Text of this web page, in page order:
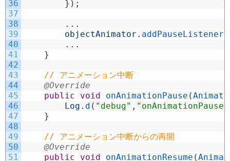
36
37
38
39
40
41
42
43
44
45
46
47
48
49
50
51
} ) ;
. . .
objectAnimator . addPauseListener
. . .
}
// アニメーション中断
@Override
public
void onAnimationPause (
Log . d ( "debug" ,
}
// アニメーション中断からの再開
@Override
public
void onAnimationResume (